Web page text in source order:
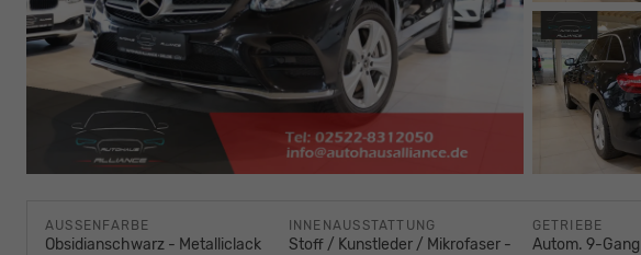
AUSSENFARBE
Obsidianschwarz - Metalliclack
INNENAUSSTATTUNG
Stoff / Kunstleder / Mikrofaser -
GETRIEBE
Autom. 9-Gang